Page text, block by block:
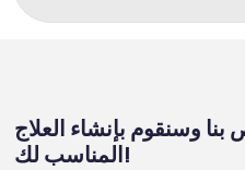
وسنقوم بإنشاء العلاج
المناسب لك!